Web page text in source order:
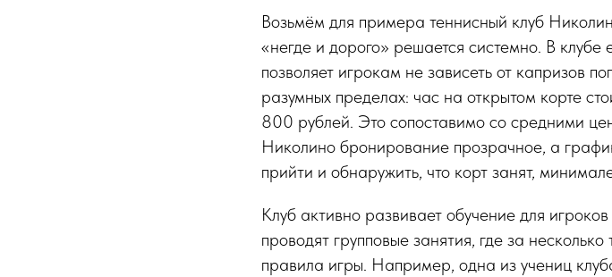
Возьмём для примера теннисный клуб
«негде и дорого» решается системно. В клубе
позволяет игрокам не зависеть от капризов
разумных пределах: час на открытом корте
800 рублей. Это сопоставимо со средними
Николино бронирование прозрачное, а
прийти и обнаружить, что корт занят,
Клуб активно развивает обучение для
проводят групповые занятия, где за
правила игры. Например, одна из учениц